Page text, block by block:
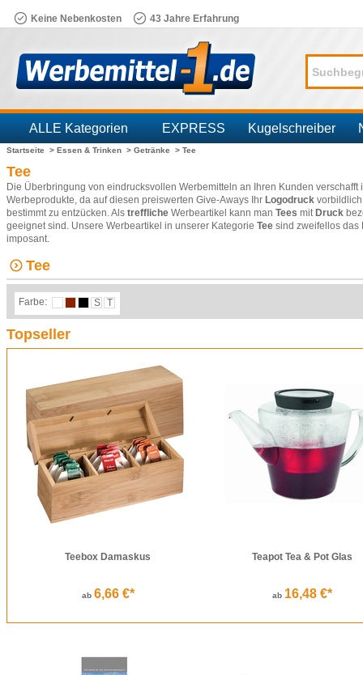
Keine Nebenkosten 43 Jahre Erfahrung
ALLE Kategorien EXPRESS Kugelschreiber
Startseite > Essen & Trinken > Getränke > Tee
Tee
Die Überbringung von eindrucksvollen Werbemitteln an Ihren Kunden
Werbeprodukte, da auf diesen preiswerten Give-Aways Ihr Logodruck
bestimmt zu entzücken. Als treffliche Werbeartikel kann man Tees mit Druck
geeignet sind. Unsere Werbeartikel in unserer Kategorie Tee sind zweifellos das
imposant.
Tee
Farbe: S T
Topseller
Teebox Damaskus
ab 6,66 €*
Teapot Tea & Pot Glas
ab 16,48 €*